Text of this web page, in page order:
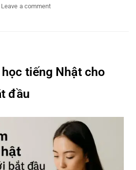
Leave a comment
Trình
Lại”
Nhận
Thức
tiếng Nhật cho
đầu